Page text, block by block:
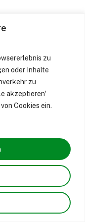
zu
oder Inhalte
zu
akzeptieren'
Cookies ein.